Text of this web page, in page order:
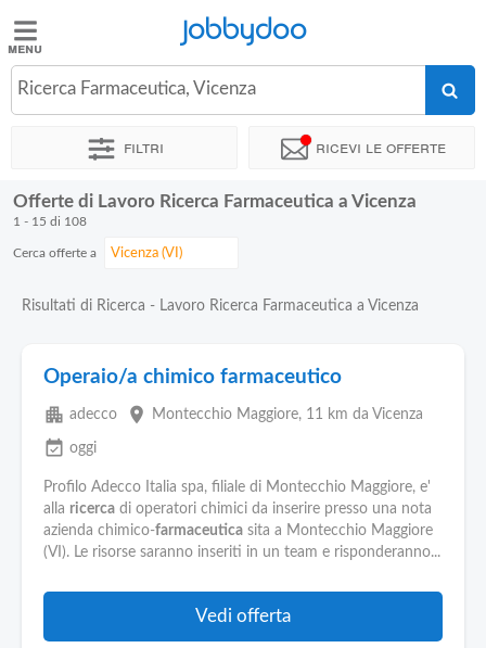
Jobbydoo
Offerte
Stipendi
professioni
Blog
Pubblica
Offerte
Jobbydoo
Ricerca Farmaceutica, Vicenza
Filtri Ricevi le offerte
Offerte di Lavoro Ricerca Farmaceutica a Vicenza
1 - 15 di 108
Cerca offerte a
Risultati di Ricerca - Lavoro Ricerca Farmaceutica a Vicenza
Operaio/a chimico farmaceutico
apartment adecco place Montecchio Maggiore, 11 km da Vicenza
event_available oggi
Profilo Adecco Italia spa, filiale di Montecchio Maggiore, e'
alla ricerca di operatori chimici da inserire presso una nota
azienda chimico-farmaceutica sita a Montecchio Maggiore
(VI). Le risorse saranno inseriti in un team e risponderanno...
Vedi offerta